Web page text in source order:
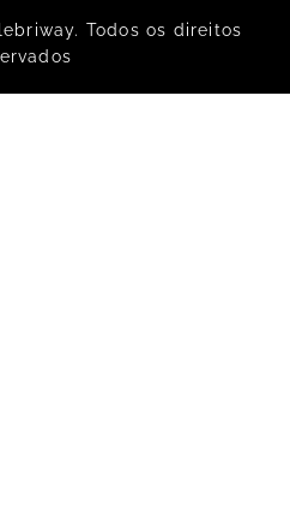
Todos os direitos